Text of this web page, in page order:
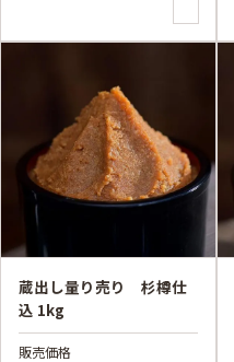
蔵出し量り売り 杉樽仕
込 1kg
販売価格